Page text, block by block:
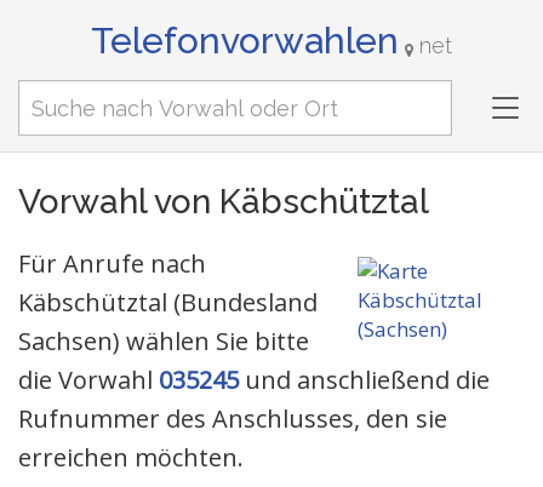
Telefonvorwahlen net
Vorwahl von Käbschütztal
Für Anrufe nach
Käbschütztal (Bundesland
Sachsen) wählen Sie bitte
die Vorwahl 035245und anschließend die
Rufnummer des Anschlusses, den sie
erreichen möchten.